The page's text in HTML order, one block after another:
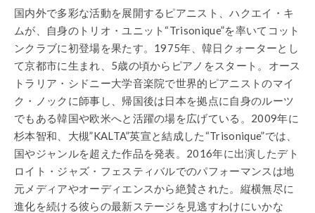
国内外で多彩な活動を展開するピアニスト、ハクエイ・キ
ムが、自身のトリオ・ユニット“Trisonique”を率いてコット
ンクラブに初登場を果たす。1975年、韓日クォーターとし
て京都市に生まれ、5歳の頃からピアノをスタート。オース
トラリア・シドニー大学音楽院で世界的ピアニストのマイ
ク・ノックに師事し、帰国後は日本を拠点に自身のルーツ
でもある韓国や欧米へと活躍の場を広げている。2009年に
杉本智和、大槻”KALTA”英宣と結成した“Trisonique”では、
国やジャンルを超えた作品を発表。2016年に出演したデト
ロイト・ジャズ・フェスティバルでのパフォーマンスは地
元メディアやオーディエンスから絶賛された。縦横無尽に
進化を続ける彼らの最新ステージを見逃すわけにいかな